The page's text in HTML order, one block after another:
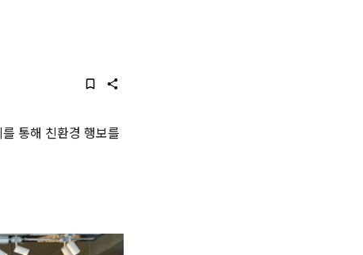
통해 친환경 행보를